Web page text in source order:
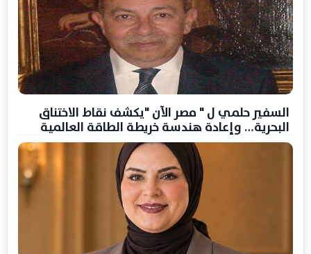
السفير حلمي ل " مصر الآن "يكشف نقاط الاختناق
البحرية… وإعادة هندسة خريطة الطاقة العالمية